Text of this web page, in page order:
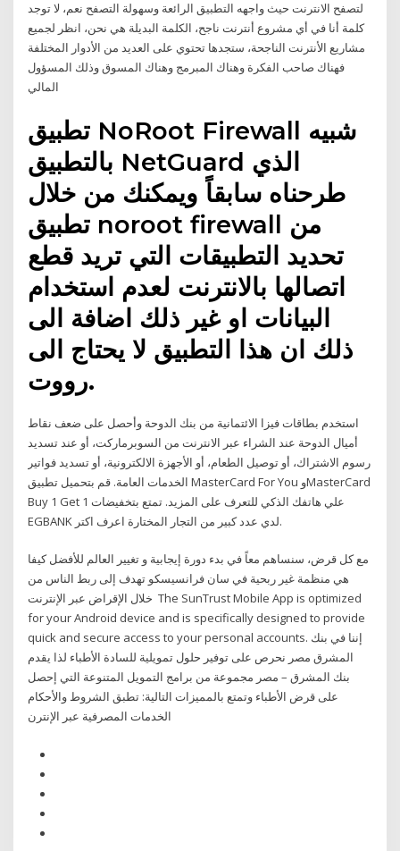
لتصفح الانترنت حيث واجهه التطبيق الرائعة وسهولة التصفح نعم، لا توجد
كلمة أنا في أي مشروع أنترنت ناجح، الكلمة البديلة هي نحن، انظر لجميع
مشاريع الأنترنت الناجحة، ستجدها تحتوي على العديد من الأدوار المختلفة
فهناك صاحب الفكرة وهناك المبرمج وهناك المسوق وذلك المسؤول
المالي
تطبيق NoRoot Firewall شبيه
بالتطبيق NetGuard الذي
طرحناه سابقاً ويمكنك من خلال
تطبيق noroot firewall من
تحديد التطبيقات التي تريد قطع
اتصالها بالانترنت لعدم استخدام
البيانات او غير ذلك اضافة الى
ذلك ان هذا التطبيق لا يحتاج الى
رووت.
استخدم بطاقات فيزا الائتمانية من بنك الدوحة وأحصل على ضعف نقاط
أميال الدوحة عند الشراء عبر الانترنت من السوبرماركت، أو عند تسديد
رسوم الاشتراك، أو توصيل الطعام، أو الأجهزة الالكترونية، أو تسديد فواتير
الخدمات العامة. قم بتحميل تطبيق MasterCard For You وMasterCard
Buy 1 Get 1 علي هاتفك الذكي للتعرف على المزيد. تمتع بتخفيضات
EGBANK لدي عدد كبير من التجار المختارة اعرف اكتر.
مع كل قرض، سنساهم معاً في بدء دورة إيجابية و تغيير العالم للأفضل كيفا
هي منظمة غير ربحية في سان فرانسيسكو تهدف إلى ربط الناس من
خلال الإقراض عبر الإنترنت The SunTrust Mobile App is optimized
for your Android device and is specifically designed to provide
quick and secure access to your personal accounts. إننا في بنك
المشرق مصر نحرص على توفير حلول تمويلية للسادة الأطباء لذا يقدم
بنك المشرق – مصر مجموعة من برامج التمويل المتنوعة التي إحصل
على قرض الأطباء وتمتع بالمميزات التالية: تطبق الشروط والأحكام
الخدمات المصرفية عبر الإنترن